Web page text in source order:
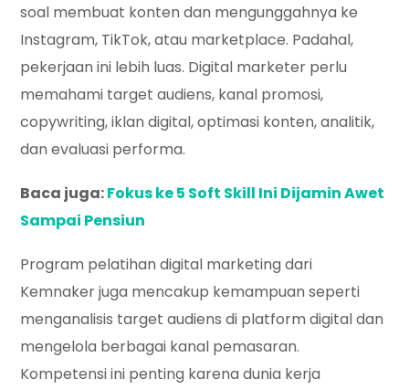
soal membuat konten dan mengunggahnya ke
Instagram, TikTok, atau marketplace. Padahal,
pekerjaan ini lebih luas. Digital marketer perlu
memahami target audiens, kanal promosi,
copywriting, iklan digital, optimasi konten, analitik,
dan evaluasi performa.
Baca juga:Fokus ke 5 Soft Skill Ini Dijamin Awet
Sampai Pensiun
Program pelatihan digital marketing dari
Kemnaker juga mencakup kemampuan seperti
menganalisis target audiens di platform digital dan
mengelola berbagai kanal pemasaran.
Kompetensi ini penting karena dunia kerja